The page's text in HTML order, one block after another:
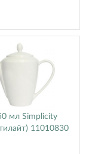
мл Simplicity
11010830